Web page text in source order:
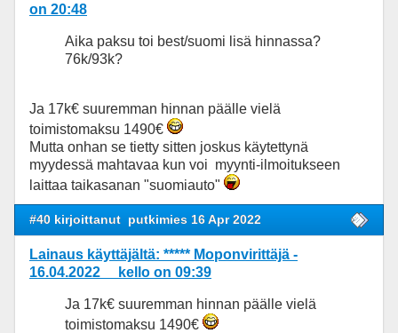
on 20:48
Aika paksu toi best/suomi lisä hinnassa?
76k/93k?
Ja 17k€ suuremman hinnan päälle vielä
toimistomaksu 1490€
Mutta onhan se tietty sitten joskus käytettynä
myydessä mahtavaa kun voi myynti-ilmoitukseen
laittaa taikasanan "suomiauto"
#40 kirjoittanut putkimies 16 Apr 2022
Lainaus käyttäjältä: ***** Moponvirittäjä -
16.04.2022 kello on 09:39
Ja 17k€ suuremman hinnan päälle vielä
toimistomaksu 1490€